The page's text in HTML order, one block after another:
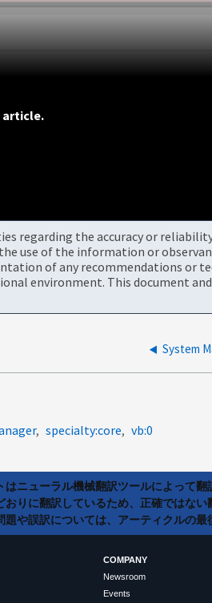
article.
regarding the accuracy or
use of the information or
of any recommendations or
environment. This document
System
specialty:core vb:0
はニューラル機械翻訳ツールによって
おりに翻訳しているため、正確ではな
題や誤訳については、アーティクルの
COMPANY
Newsroom
Events